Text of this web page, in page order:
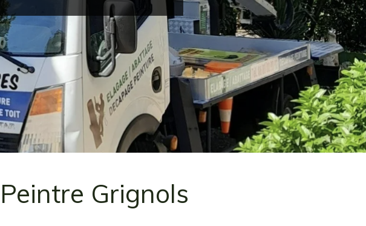
Peintre Grignols